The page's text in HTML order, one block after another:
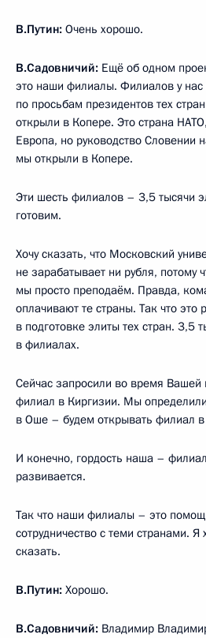
В.Путин: Очень хорошо.
В.Садовничий: Ещё об одном
это наши филиалы. Филиалов у
по просьбам президентов тех
открыли в Копере. Это страна
Европа, но руководство Словении
мы открыли в Копере.
Эти шесть филиалов – 3,5 тысячи
готовим.
Хочу сказать, что Московский
не зарабатывает ни рубля, потому
мы просто преподаём. Правда,
оплачивают те страны. Так что
в подготовке элиты тех стран. 3,5
в филиалах.
Сейчас запросили во время Вашей
филиал в Киргизии. Мы
в Оше – будем открывать филиал
И конечно, гордость наша –
развивается.
Так что наши филиалы – это
сотрудничество с теми странами.
сказать.
В.Путин: Хорошо.
В.Садовничий: Владимир